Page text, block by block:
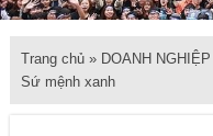
Trang chủ» DOANH
Sứ mệnh xanh